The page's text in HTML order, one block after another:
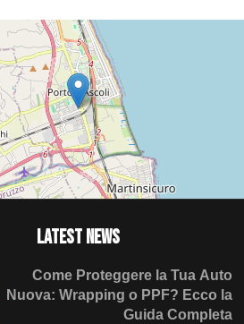
LATEST NEWS
Come Proteggere la Tua Auto
Nuova: Wrapping o PPF? Ecco la
Guida Completa